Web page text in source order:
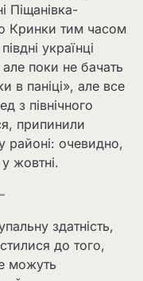
Піщанівка-
Кринки тим часом
українці
поки не бачать
в паніці», але все
з північного
припинили
районі: очевидно,
жовтні.
здатність,
до того,
можуть